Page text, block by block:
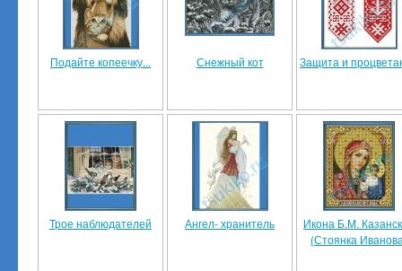
Подайте копеечку... Снежный кот Защита и
Трое наблюдателей Ангел- хранитель
Икона Б.М.
(Стоянка